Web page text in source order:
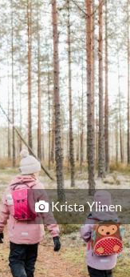
Krista Ylinen